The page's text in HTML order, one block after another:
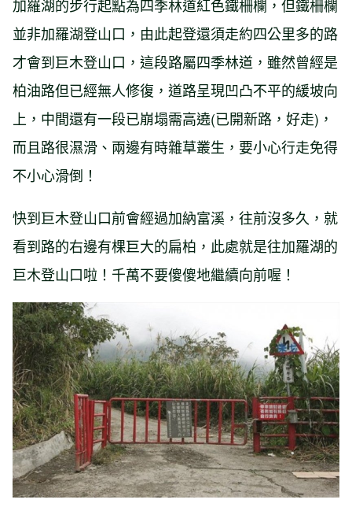
加羅湖的步行起點為四季林道紅色鐵柵欄，但鐵柵欄
並非加羅湖登山口，由此起登還須走約四公里多的路
才會到巨木登山口，這段路屬四季林道，雖然曾經是
柏油路但已經無人修復，道路呈現凹凸不平的緩坡向
上，中間還有一段已崩塌需高遶(已開新路，好走)，
而且路很濕滑、兩邊有時雜草叢生，要小心行走免得
不小心滑倒！
快到巨木登山口前會經過加納富溪，往前沒多久，就
看到路的右邊有棵巨大的扁柏，此處就是往加羅湖的
巨木登山口啦！千萬不要傻傻地繼續向前喔！